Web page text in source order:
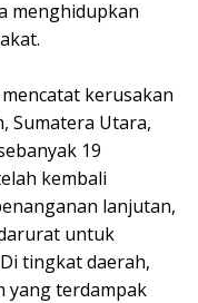
menghidupkan
kerusakan
Sumatera Utara,
19
kembali
lanjutan,
untuk
tingkat daerah,
yang terdampak